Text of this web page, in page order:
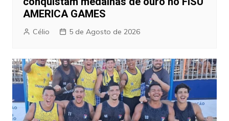
AMERICA GAMES
Célio 5 de Agosto de 2026